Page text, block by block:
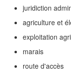
juridiction
agriculture et
exploitation
marais
route d'accès